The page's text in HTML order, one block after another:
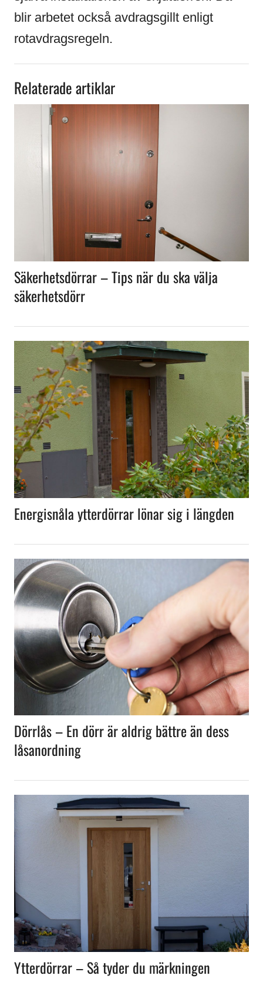
blir arbetet också avdragsgillt enligt
rotavdragsregeln.
Relaterade artiklar
Säkerhetsdörrar – Tips när du ska välja
säkerhetsdörr
Energisnåla ytterdörrar lönar sig i längden
Dörrlås – En dörr är aldrig bättre än dess
låsanordning
Ytterdörrar – Så tyder du märkningen